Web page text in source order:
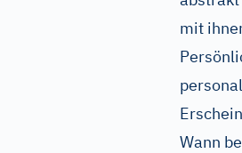
mit
Wann